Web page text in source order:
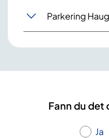
Parkering
Fann du det
Ja